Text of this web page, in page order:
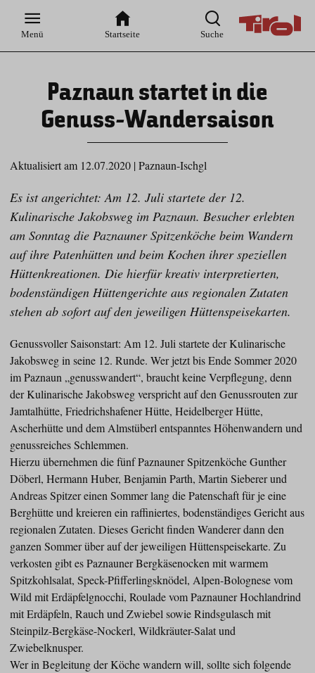
Hauptnavigation
Inhaltsbereich
Menü Startseite Suche
Paznaun startet in die
Genuss-Wandersaison
Aktualisiert am 12.07.2020 | Paznaun-Ischgl
Es ist angerichtet: Am 12. Juli startete der 12.
Kulinarische Jakobsweg im Paznaun. Besucher erlebten
am Sonntag die Paznauner Spitzenköche beim Wandern
auf ihre Patenhütten und beim Kochen ihrer speziellen
Hüttenkreationen. Die hierfür kreativ interpretierten,
bodenständigen Hüttengerichte aus regionalen Zutaten
stehen ab sofort auf den jeweiligen Hüttenspeisekarten.
Genussvoller Saisonstart: Am 12. Juli startete der Kulinarische
Jakobsweg in seine 12. Runde. Wer jetzt bis Ende Sommer 2020
im Paznaun „genusswandert“, braucht keine Verpflegung, denn
der Kulinarische Jakobsweg verspricht auf den Genussrouten zur
Jamtalhütte, Friedrichshafener Hütte, Heidelberger Hütte,
Ascherhütte und dem Almstüberl entspanntes Höhenwandern und
genussreiches Schlemmen.
Hierzu übernehmen die fünf Paznauner Spitzenköche Gunther
Döberl, Hermann Huber, Benjamin Parth, Martin Sieberer und
Andreas Spitzer einen Sommer lang die Patenschaft für je eine
Berghütte und kreieren ein raffiniertes, bodenständiges Gericht aus
regionalen Zutaten. Dieses Gericht finden Wanderer dann den
ganzen Sommer über auf der jeweiligen Hüttenspeisekarte. Zu
verkosten gibt es Paznauner Bergkäsenocken mit warmem
Spitzkohlsalat, Speck-Pfifferlingsknödel, Alpen-Bolognese vom
Wild mit Erdäpfelgnocchi, Roulade vom Paznauner Hochlandrind
mit Erdäpfeln, Rauch und Zwiebel sowie Rindsgulasch mit
Steinpilz-Bergkäse-Nockerl, Wildkräuter-Salat und
Zwiebelknusper.
Wer in Begleitung der Köche wandern will, sollte sich folgende